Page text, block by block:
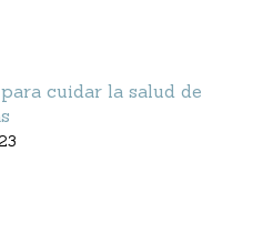
cuidar la salud de